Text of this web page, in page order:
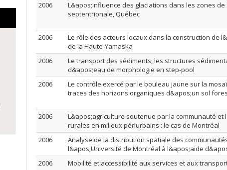
2006
L&apos;influence des glaciations dans les zones
septentrionale, Québec
2006
Le rôle des acteurs locaux dans la construction de
de la Haute-Yamaska
2006
Le transport des sédiments, les structures
d&apos;eau de morphologie en step-pool
2006
Le contrôle exercé par le bouleau jaune sur la
traces des horizons organiques d&apos;un sol
2006
L&apos;agriculture soutenue par la communauté
rurales en milieux périurbains : le cas de Montréal
2006
Analyse de la distribution spatiale des
l&apos;Université de Montréal à l&apos;aide
2006
Mobilité et accessibilité aux services et aux